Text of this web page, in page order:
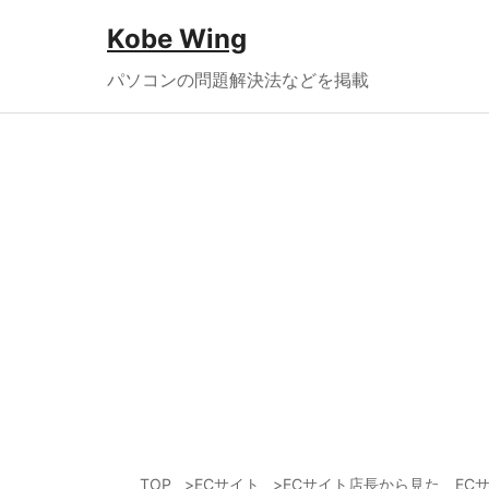
Kobe Wing
パソコンの問題解決法などを掲載
TOP ECサイト ECサイト店長から見た、EC